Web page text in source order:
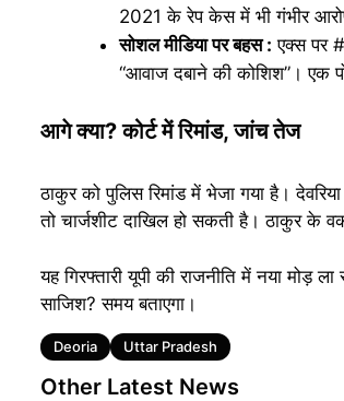
2021 के रेप केस में भी गंभीर
सोशल मीडिया पर बहस : एक्स पर
“आवाज दबाने की कोशिश”। एक
आगे क्या? कोर्ट में रिमांड, जांच तेज
ठाकुर को पुलिस रिमांड में भेजा गया है।
तो चार्जशीट दाखिल हो सकती है। ठाकुर के
यह गिरफ्तारी यूपी की राजनीति में नया
साजिश? समय बताएगा।
Tags
Deoria Uttar Pradesh
Other Latest News